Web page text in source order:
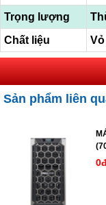
Trọng lượng
Chất liệu
Sản phẩm liên